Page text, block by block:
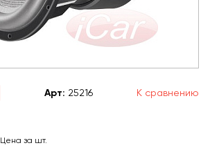
Арт: 25216 К сравнению
Цена за шт.